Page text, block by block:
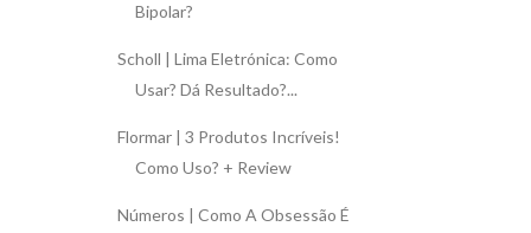
Bipolar?
Scholl | Lima Eletrónica: Como
Usar? Dá Resultado?...
Flormar | 3 Produtos Incríveis!
Como Uso? + Review
Números | Como A Obsessão É